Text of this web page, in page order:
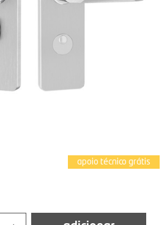
apoio técnico grátis